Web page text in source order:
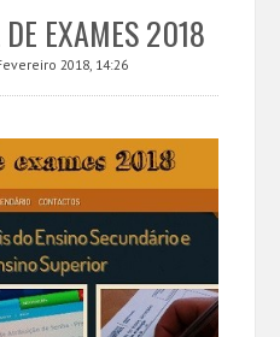
)
EXAMES 2018
2018, 14:26